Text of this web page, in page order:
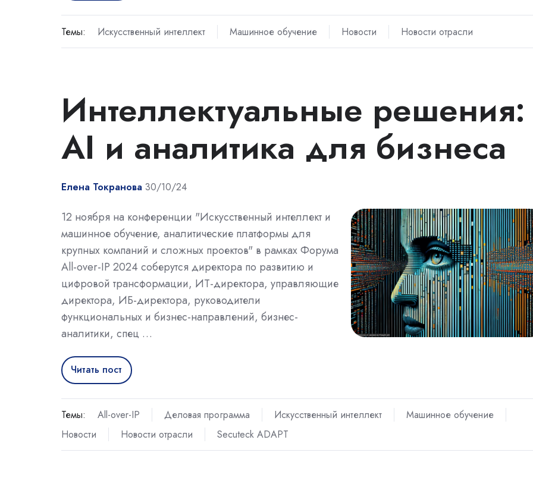
Темы: Искусственный интеллект Машинное обучение Новости Новости отрасли
Интеллектуальные решения:
AI и аналитика для бизнеса
Елена Токранова 30/10/24
12 ноября на конференции "Искусственный интеллект и
машинное обучение, аналитические платформы для
крупных компаний и сложных проектов" в рамках Форума
All-over-IP 2024 соберутся директора по развитию и
цифровой трансформации, ИТ-директора, управляющие
директора, ИБ-директора, руководители
функциональных и бизнес-направлений, бизнес-
аналитики, спец …
Читать пост
Темы: All-over-IP Деловая программа Искусственный интеллект
Машинное обучение
Новости
Новости отрасли Secuteck ADAPT